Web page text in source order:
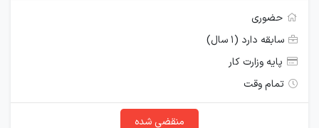
حضوری
سابقه دارد (۱ سال)
پایه وزارت کار
تمام وقت
منقضی شده